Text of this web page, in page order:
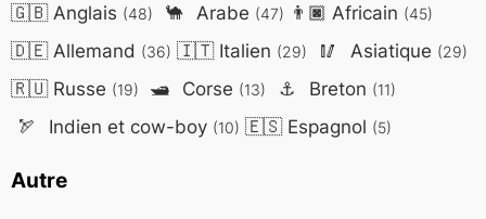
🇬🇧Anglais (48) 🐪 Arabe (47) 👨🏿 Africain (45)
🇩🇪Allemand (36) 🇮🇹Italien (29) 🥢 Asiatique (29)
🇷🇺Russe (19) 🛥️ Corse (13) ⚓ Breton (11)
🏹 Indien et cow-boy (10) 🇪🇸Espagnol (5)
Autre